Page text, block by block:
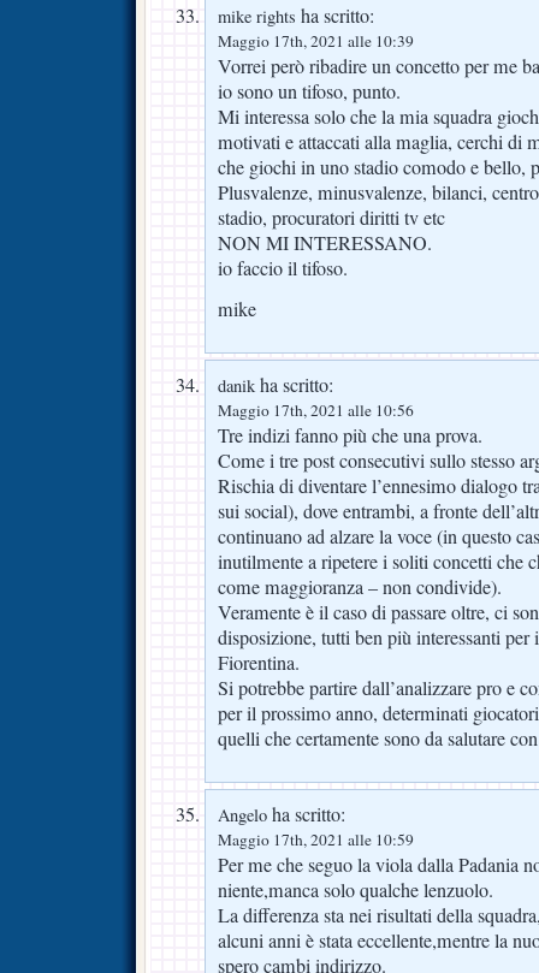
mike rights ha scritto:
Maggio 17th, 2021 alle 10:39
Vorrei però ribadire un concetto per me
io sono un tifoso, punto.
Mi interessa solo che la mia squadra
motivati e attaccati alla maglia, cerchi di
che giochi in uno stadio comodo e bello,
Plusvalenze, minusvalenze, bilanci,
stadio, procuratori diritti tv etc
NON MI INTERESSANO.
io faccio il tifoso.
mike
danik ha scritto:
Maggio 17th, 2021 alle 10:56
Tre indizi fanno più che una prova.
Come i tre post consecutivi sullo stesso
Rischia di diventare l’ennesimo dialogo
sui social), dove entrambi, a fronte
continuano ad alzare la voce (in questo
inutilmente a ripetere i soliti concetti che
come maggioranza – non condivide).
Veramente è il caso di passare oltre, ci
disposizione, tutti ben più interessanti per
Fiorentina.
Si potrebbe partire dall’analizzare pro e
per il prossimo anno, determinati
quelli che certamente sono da salutare
Angelo ha scritto:
Maggio 17th, 2021 alle 10:59
Per me che seguo la viola dalla Padania
niente,manca solo qualche lenzuolo.
La differenza sta nei risultati della
alcuni anni è stata eccellente,mentre la
spero cambi indirizzo.